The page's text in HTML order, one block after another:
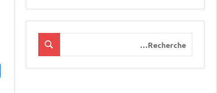
:
Recherche